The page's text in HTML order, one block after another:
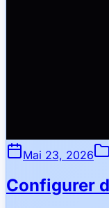
Mai 23, 2026
Configurer